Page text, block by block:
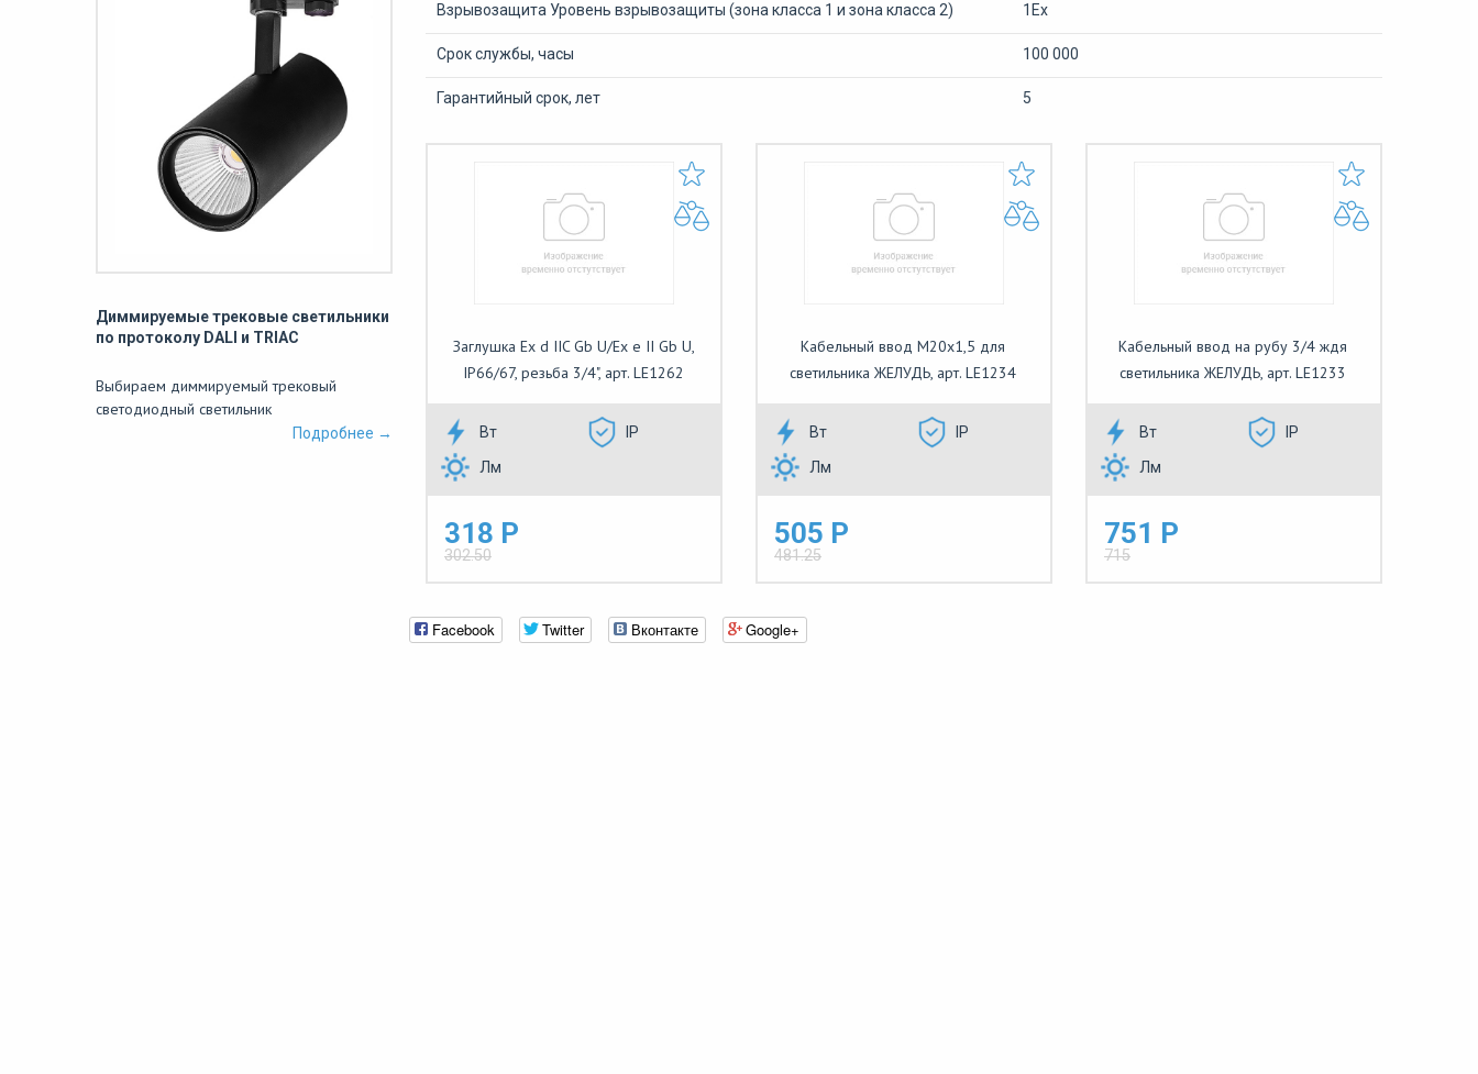
Диммируемые трековые светильники
по протоколу DALI и TRIAC
Выбираем диммируемый трековый
светодиодный светильник
Подробнее →
Взрывозащита Уровень взрывозащиты (зона класса 1 и зона класса 2) 1Ех
Срок службы, часы 100 000
Гарантийный срок, лет 5
Заглушка Ex d IIC Gb U/Ex e II Gb U,
IP66/67, резьба 3/4", арт. LE1262
Вт
IP
Лм
318 Р
302.50
Кабельный ввод М20х1,5 для
светильника ЖЕЛУДЬ, арт. LE1234
Вт
IP
Лм
505 Р
481.25
Кабельный ввод на рубу 3/4 ждя
светильника ЖЕЛУДЬ, арт. LE1233
Вт
IP
Лм
751 Р
715
Facebook Twitter Вконтакте Google+